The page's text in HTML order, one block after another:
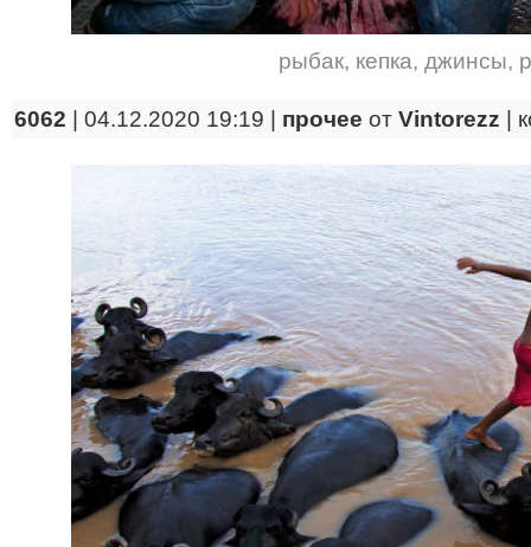
рыбак, кепка, джинсы,
6062 | 04.12.2020 19:19 | прочее от Vintorezz